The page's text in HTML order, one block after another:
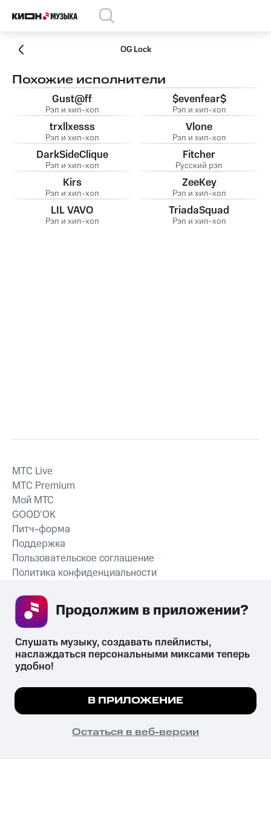
OG Lock
Похожие исполнители
Gust@ff
Рэп и хип-хоп
$evenfear$
Рэп и хип-хоп
trxllxesss
Рэп и хип-хоп
Vlone
Рэп и хип-хоп
DarkSideClique
Рэп и хип-хоп
Fitcher
Русский рэп
Kirs
Рэп и хип-хоп
ZeeKey
Рэп и хип-хоп
LIL VAVO
Рэп и хип-хоп
TriadaSquad
Рэп и хип-хоп
СКАЧАТЬ ПРИЛОЖЕНИЕ
MTС Live
MTС Premium
Мой МТС
GOOD’OK
Питч-форма
Поддержка
Пользовательское соглашение
Политика конфиденциальности
психотропных веществ, их аналогов причиняет вред здоровью,
их незаконный оборот запрещён и влечёт установленную
законодательством ответственность.
© 2026 ООО «КИОН».
Все права защищены
Мы используем куки, чтобы на сайте все
Подробнее
ПОНЯТНО
Слушать музыку, создавать плейлисты,
наслаждаться персональными миксами теперь
удобно!
В ПРИЛОЖЕНИЕ
Остаться в веб-версии